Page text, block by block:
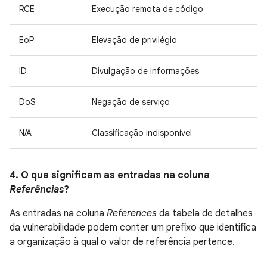
RCE Execução remota de código
EoP Elevação de privilégio
ID Divulgação de informações
DoS Negação de serviço
N/A Classificação indisponível
4. O que significam as entradas na coluna
Referências?
As entradas na coluna References da tabela de detalhes
da vulnerabilidade podem conter um prefixo que identifica
a organização à qual o valor de referência pertence.